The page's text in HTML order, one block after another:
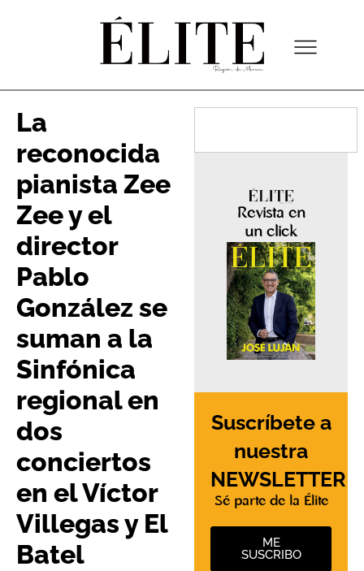
La
reconocida
pianista Zee
Zee y el
director
Pablo
González se
suman a la
Sinfónica
regional en
dos
conciertos
en el Víctor
Villegas y El
Batel
Revista en
un click
Suscríbete a
nuestra
NEWSLETTER
Sé parte de la Élite
ME
SUSCRIBO